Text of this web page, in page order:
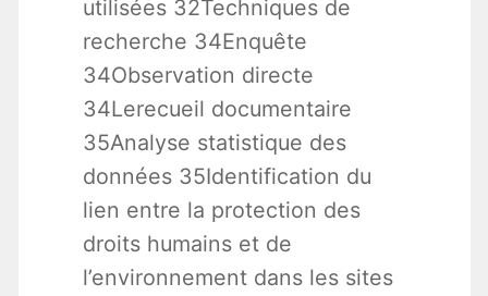
utilisées 32Techniques de
recherche 34Enquête
34Observation directe
34Lerecueil documentaire
35Analyse statistique des
données 35Identification du
lien entre la protection des
droits humains et de
l’environnement dans les sites